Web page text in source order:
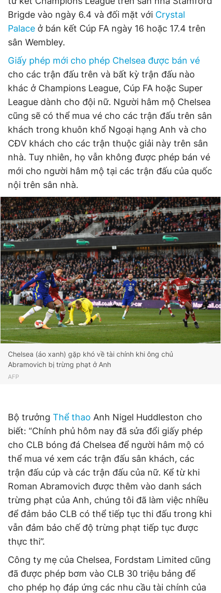
Giấy phép xuất bản số 110/GP - BTTTT cấp ngày 24.3.2020
© 2003-2026 Bản quyền thuộc về Báo Thanh Niên. Cấm sao
chép dưới mọi hình thức nếu không có sự chấp thuận bằng văn
bản. Phát triển bởi ePi Technologies, JSC.
Brigde vào ngày 6.4 và đối mặt với Crystal
Palace ở bán kết Cúp FA ngày 16 hoặc 17.4 trên
sân Wembley.
Giấy phép mới cho phép Chelsea được bán vé
cho các trận đấu trên và bất kỳ trận đấu nào
khác ở Champions League, Cúp FA hoặc Super
League dành cho đội nữ. Người hâm mộ Chelsea
cũng sẽ có thể mua vé cho các trận đấu trên sân
khách trong khuôn khổ Ngoại hạng Anh và cho
CĐV khách cho các trận thuộc giải này trên sân
nhà. Tuy nhiên, họ vẫn không được phép bán vé
mới cho người hâm mộ tại các trận đấu của quốc
nội trên sân nhà.
Chelsea (áo xanh) gặp khó về tài chính khi ông chủ
Abramovich bị trừng phạt ở Anh
AFP
Bộ trưởng Thể thao Anh Nigel Huddleston cho
biết: “Chính phủ hôm nay đã sửa đổi giấy phép
cho CLB bóng đá Chelsea để người hâm mộ có
thể mua vé xem các trận đấu sân khách, các
trận đấu cúp và các trận đấu của nữ. Kể từ khi
Roman Abramovich được thêm vào danh sách
trừng phạt của Anh, chúng tôi đã làm việc nhiều
để đảm bảo CLB có thể tiếp tục thi đấu trong khi
vẫn đảm bảo chế độ trừng phạt tiếp tục được
thực thi”.
Công ty mẹ của Chelsea, Fordstam Limited cũng
đã được phép bơm vào CLB 30 triệu bảng để
cho phép họ đáp ứng các nhu cầu tài chính của